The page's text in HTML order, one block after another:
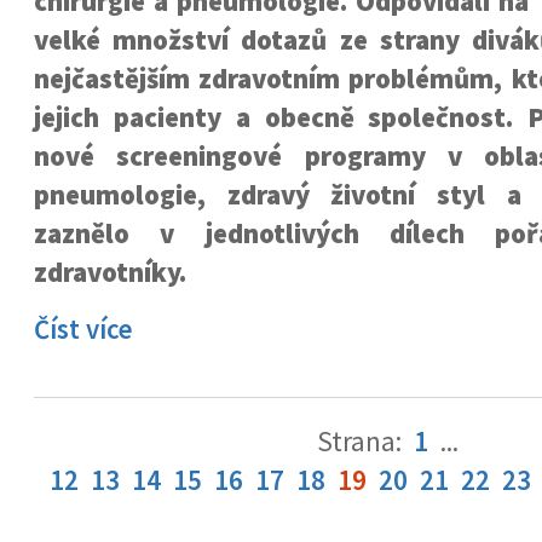
velké množství dotazů ze strany
nejčastějším zdravotním problémům,
jejich pacienty a obecně společnost.
nové screeningové programy v
pneumologie, zdravý životní styl a
zaznělo v jednotlivých dílech
zdravotníky.
Číst více
Strana: 1 ...
12 13 14 15 16 17 18 19 20 21 22 23